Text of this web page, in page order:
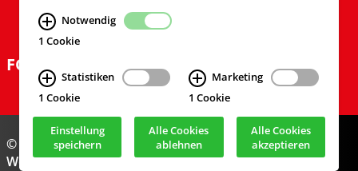
FOLGEN SIE UNS
© Feuerwehrversand 2024
Webdesign & Realisierungcekom GmbH, Köln
Notwendig
1 Cookie
Statistiken
1 Cookie
Marketing
1 Cookie
Einstellung
speichern
Alle Cookies
ablehnen
Alle Cookies
akzeptieren